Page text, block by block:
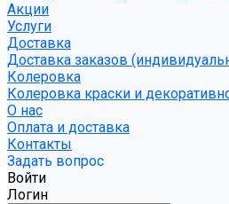
Акции
Услуги
Доставка
Доставка заказов
Колеровка
Колеровка краски и
О нас
Оплата и доставка
Контакты
Задать вопрос
Войти
Логин